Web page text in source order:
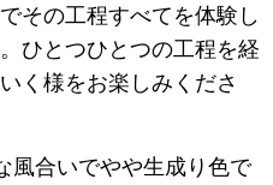
その工程すべてを体験し
ひとつひとつの工程を経
く様をお楽しみくださ
風合いでやや生成り色で